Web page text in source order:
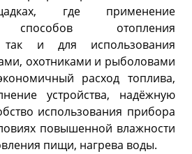
где применение
способов отопления
так и для использования
охотниками и рыболовами
расход топлива,
устройства, надёжную
использования прибора
повышенной влажности
пищи, нагрева воды.